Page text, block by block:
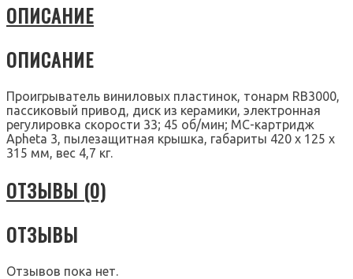
ОПИСАНИЕ
ОПИСАНИЕ
Проигрыватель виниловых пластинок, тонарм RB3000,
пассиковый привод, диск из керамики, электронная
регулировка скорости 33; 45 об/мин; MС-картридж
Apheta 3, пылезащитная крышка, габариты 420 х 125 х
315 мм, вес 4,7 кг.
ОТЗЫВЫ (0)
ОТЗЫВЫ
Отзывов пока нет.